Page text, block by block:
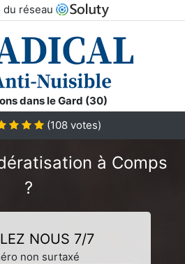
réseau
dans le Gard (30)
(108 votes)
à Comps
?
NOUS 7/7
non surtaxé